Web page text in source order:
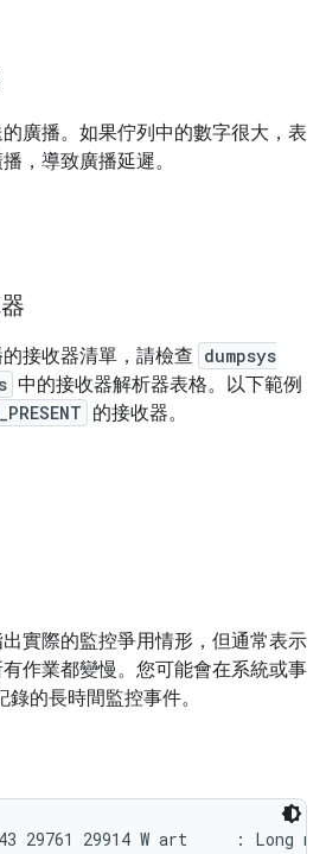
廣播。如果佇列中的數字很大，表
，導致廣播延遲。
接收器清單，請檢查 dumpsys
中的接收器解析器表格。以下範例
的接收器。
實際的監控爭用情形，但通常表示
作業都變慢。您可能會在系統或事
的長時間監控事件。
29761 29914 W art     : Long